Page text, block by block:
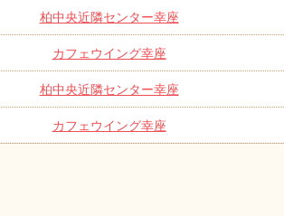
柏中央近隣センター幸座
カフェウイング幸座
柏中央近隣センター幸座
カフェウイング幸座